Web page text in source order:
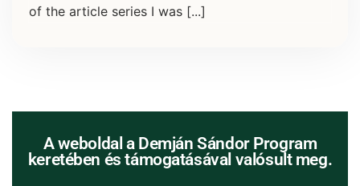
of the article series I was [...]
A weboldal a Demján Sándor Program
keretében és támogatásával valósult meg.